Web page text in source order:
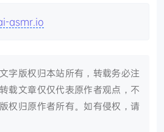
asmr.io
字版权归本站所有，转载务必注
载文章仅仅代表原作者观点，不
权归原作者所有。如有侵权，请